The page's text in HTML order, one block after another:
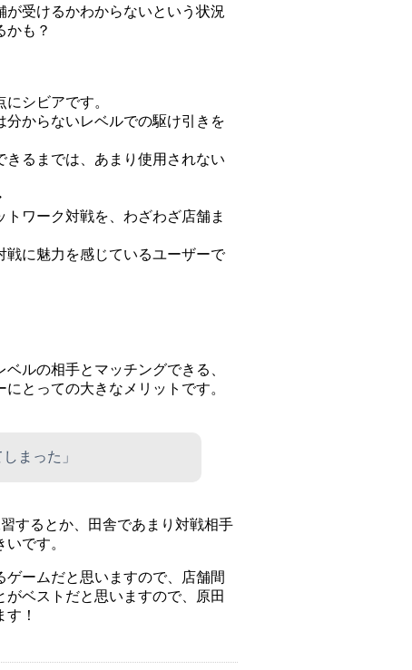
受けるかわからないという状況
かも？
シビアです。
からないレベルでの駆け引きを
るまでは、あまり使用されない
ワーク対戦を、わざわざ店舗ま
に魅力を感じているユーザーで
ルの相手とマッチングできる、
とっての大きなメリットです。
まった」
するとか、田舎であまり対戦相手
です。
ームだと思いますので、店舗間
ベストだと思いますので、原田
！